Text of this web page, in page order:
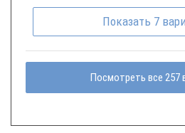
Показать 7
Посмотреть все 257